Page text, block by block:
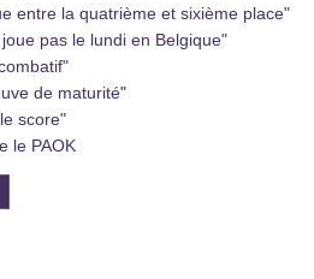
entre la quatrième et sixième place"
pas le lundi en Belgique"
de maturité"
score"
le PAOK